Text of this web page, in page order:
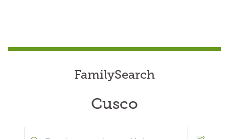
FamilySearch
Cusco